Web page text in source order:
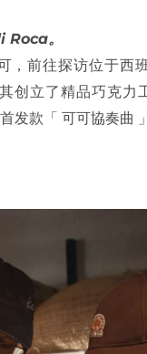
。
前往探访位于西
立了精品巧克力
款「 可可協奏曲 」